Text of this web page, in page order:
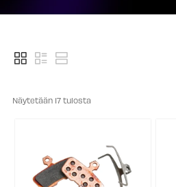
Näytetään 17 tulosta